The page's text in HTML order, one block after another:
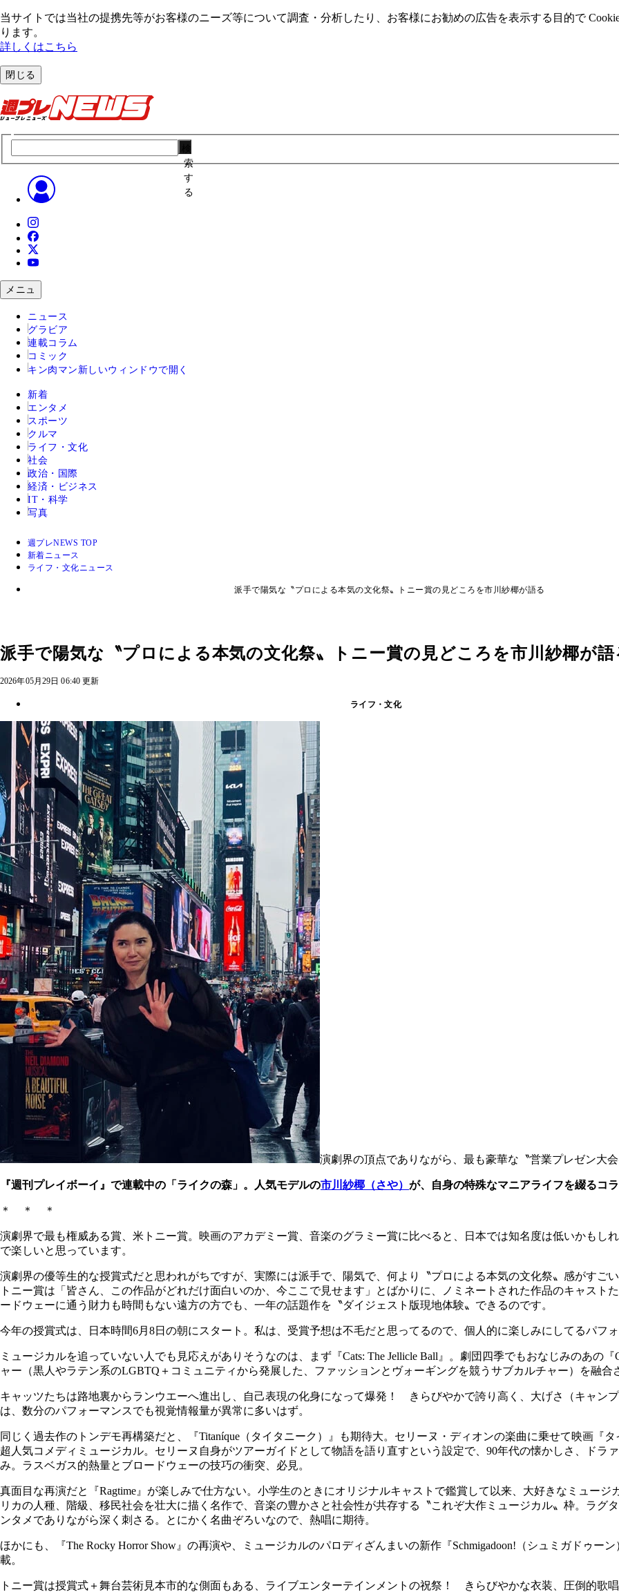
当サイトでは当社の提携先等がお客様のニーズ等について調査・分析したり、お客様にお勧めの広告を表⽰する⽬的で
ります。
詳しくはこちら
閉じる
索
す
る
メニュ
ニュース
グラビア
連載コラム
コミック
キン肉マン 新しいウィンドウで開く
新着
エンタメ
スポーツ
クルマ
ライフ・文化
社会
政治・国際
経済・ビジネス
IT・科学
写真
週プレNEWS TOP
新着ニュース
ライフ・文化ニュース
派手で陽気な〝プロによる本気の文化祭〟トニー賞の見どころを市川紗椰が語る
派手で陽気な〝プロによる本気の文化祭〟トニー賞の見どころを市川紗椰が語
2026年05月29日 06:40 更新
ライフ・文化
演劇界の頂点でありながら、最も豪華な〝営業プレゼン大
『週刊プレイボーイ』で連載中の「ライクの森」。人気モデルの市川紗椰（さや） が、自身の特殊なマニアライフを綴るコ
＊ ＊ ＊
演劇界で最も権威ある賞、米トニー賞。映画のアカデミー賞、音楽のグラミー賞に比べると、日本では知名度は低いかもし
で楽しいと思っています。
演劇界の優等生的な授賞式だと思われがちですが、実際には派手で、陽気で、何より〝プロによる本気の文化祭〟感がすご
トニー賞は「皆さん、この作品がどれだけ面白いのか、今ここで見せます」とばかりに、ノミネートされた作品のキャス
ードウェーに通う財力も時間もない遠方の方でも、一年の話題作を〝ダイジェスト版現地体験〟できるのです。
今年の授賞式は、日本時間6月8日の朝にスタート。私は、受賞予想は不毛だと思ってるので、個人的に楽しみにしてるパフ
ミュージカルを追っていない人でも見応えがありそうなのは、まず『Cats: The Jellicle Ball』。劇団四季でもおなじみのあの
ャー（黒人やラテン系のLGBTQ＋コミュニティから発展した、ファッションとヴォーギングを競うサブカルチャー）を融合
キャッツたちは路地裏からランウエーへ進出し、自己表現の化身になって爆発！ きらびやかで誇り高く、大げさ（キャン
は、数分のパフォーマンスでも視覚情報量が異常に多いはず。
同じく過去作のトンデモ再構築だと、『Titaníque（タイタニーク）』も期待大。セリーヌ・ディオンの楽曲に乗せて映画『
超人気コメディミュージカル。セリーヌ自身がツアーガイドとして物語を語り直すという設定で、90年代の懐かしさ、ドラ
み。ラスベガス的熱量とブロードウェーの技巧の衝突、必見。
真面目な再演だと『Ragtime』が楽しみで仕方ない。小学生のときにオリジナルキャストで鑑賞して以来、大好きなミュー
リカの人種、階級、移民社会を壮大に描く名作で、音楽の豊かさと社会性が共存する〝これぞ大作ミュージカル〟枠。ラグ
ンタメでありながら深く刺さる。とにかく名曲ぞろいなので、熱唱に期待。
ほかにも、『The Rocky Horror Show』の再演や、ミュージカルのパロディざんまいの新作『Schmigadoon!（シュミガドゥ
載。
トニー賞は授賞式＋舞台芸術見本市的な側面もある、ライブエンターテインメントの祝祭！ きらびやかな衣装、圧倒的歌